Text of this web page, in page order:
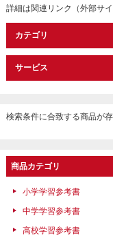
詳細は関連リンク（外部サ
カテゴリ
サービス
検索条件に合致する商品が
商品カテゴリ
小学学習参考書
中学学習参考書
高校学習参考書